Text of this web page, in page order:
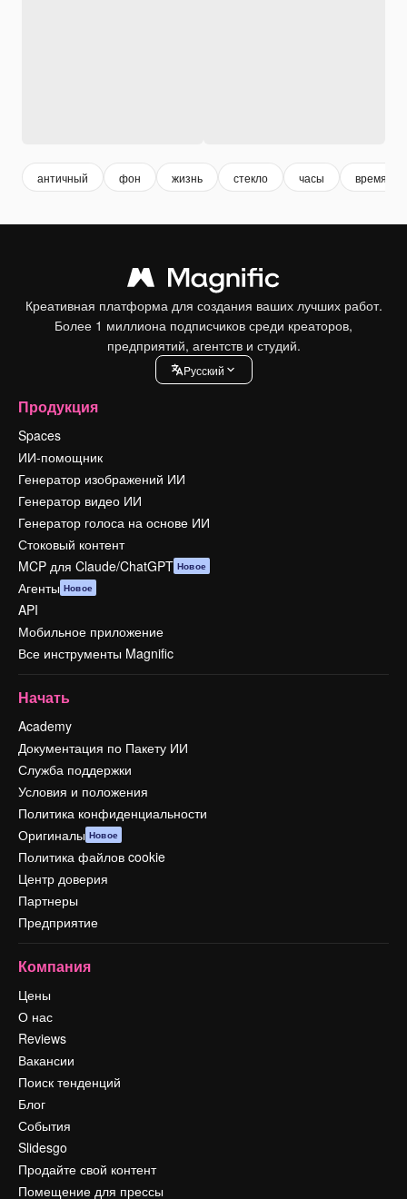
античный фон жизнь стекло часы время
Креативная платформа для создания ваших лучших работ.
Более 1 миллиона подписчиков среди креаторов,
предприятий, агентств и студий.
Pусский
Продукция
Spaces
ИИ-помощник
Генератор изображений ИИ
Генератор видео ИИ
Генератор голоса на основе ИИ
Стоковый контент
MCP для Claude/ChatGPT Новое
Агенты Новое
API
Мобильное приложение
Все инструменты Magnific
Начать
Academy
Документация по Пакету ИИ
Служба поддержки
Условия и положения
Политика конфиденциальности
Оригиналы Новое
Политика файлов cookie
Центр доверия
Партнеры
Предприятие
Компания
Цены
О нас
Reviews
Вакансии
Поиск тенденций
Блог
События
Slidesgo
Продайте свой контент
Помещение для прессы